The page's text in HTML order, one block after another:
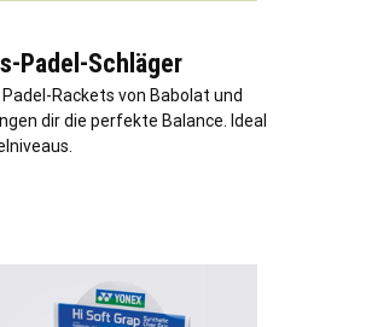
Padel-Schläger
Rackets von Babolat und
dir die perfekte Balance. Ideal